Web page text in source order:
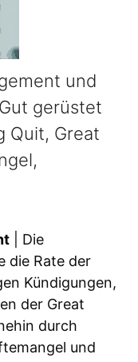
und
gerüstet
Quit, Great
| Die
die Rate der
Kündigungen,
der Great
durch
und